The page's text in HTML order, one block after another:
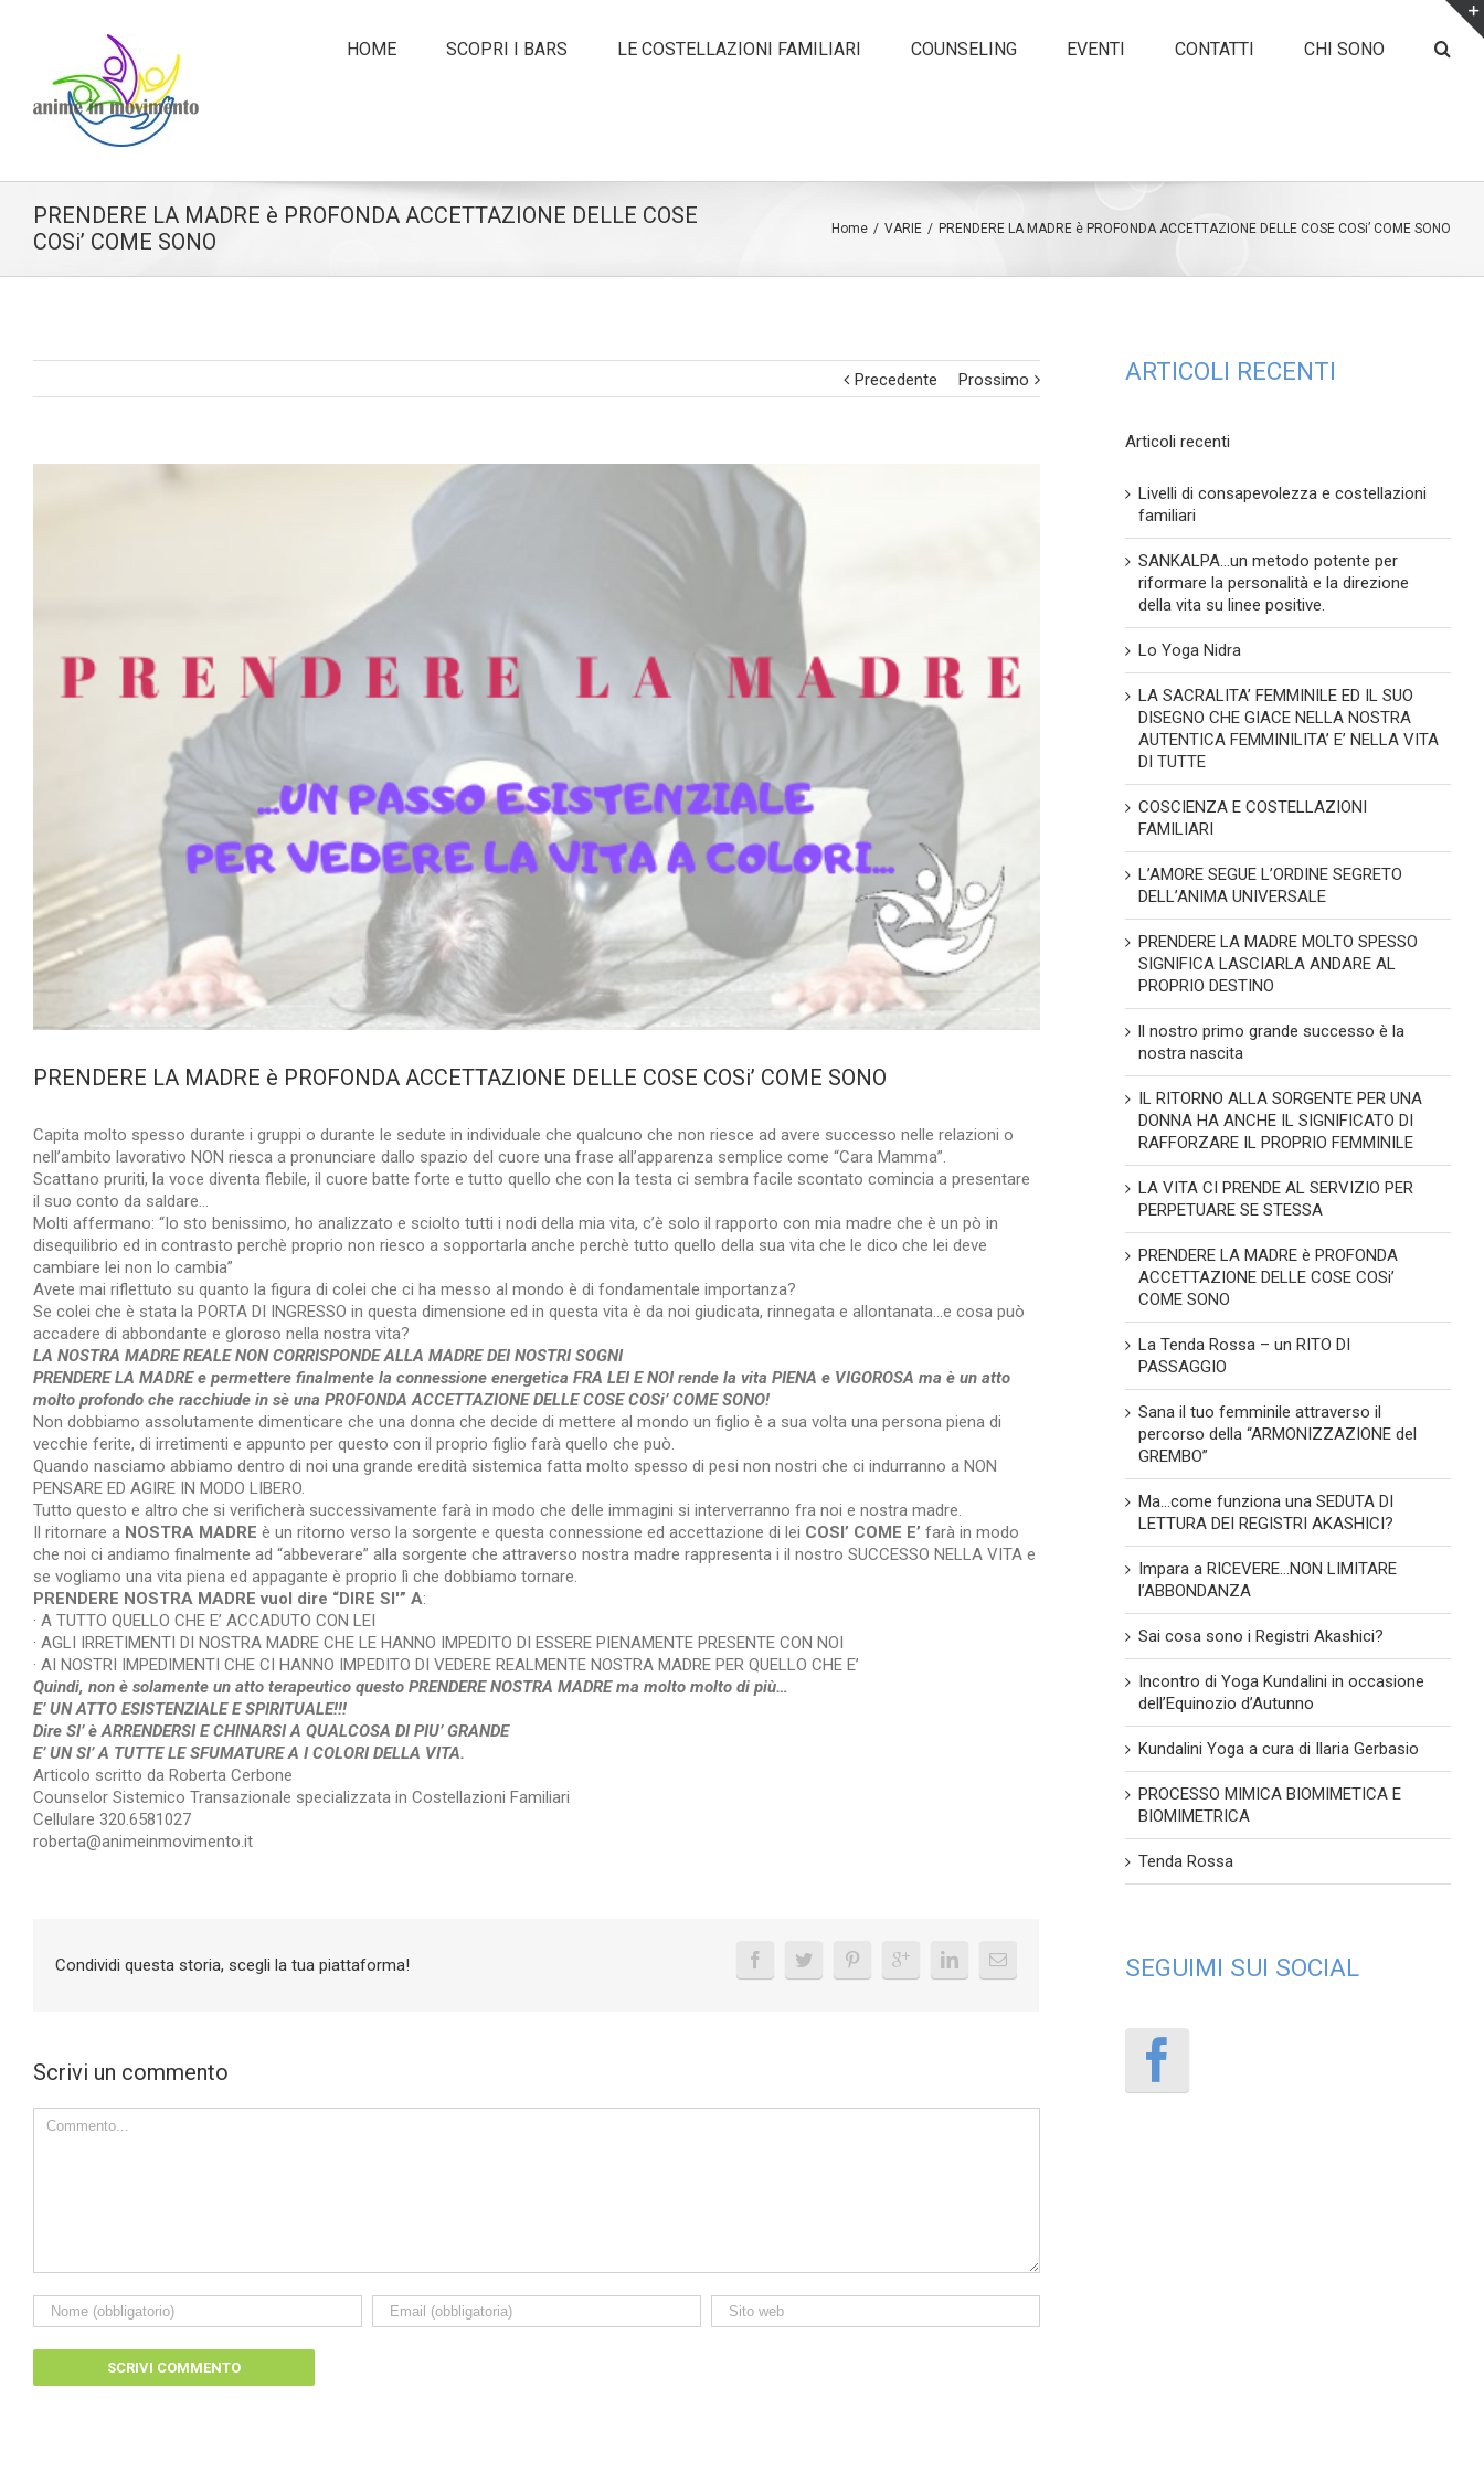
HOME SCOPRI I BARS LE COSTELLAZIONI FAMILIARI COUNSELING EVENTI CONTATTI CHI SONO
PRENDERE LA MADRE è PROFONDA ACCETTAZIONE DELLE COSE
COSi’ COME SONO
Home / VARIE / PRENDERE LA MADRE è PROFONDA ACCETTAZIONE DELLE COSE COSi’ COME SONO
Precedente Prossimo
PRENDERE LA MADRE è PROFONDA ACCETTAZIONE DELLE COSE COSi’ COME SONO
Capita molto spesso durante i gruppi o durante le sedute in individuale che qualcuno che non riesce ad avere successo nelle relazioni o
nell’ambito lavorativo NON riesca a pronunciare dallo spazio del cuore una frase all’apparenza semplice come “Cara Mamma”.
Scattano pruriti, la voce diventa flebile, il cuore batte forte e tutto quello che con la testa ci sembra facile scontato comincia a presentare
il suo conto da saldare…
Molti affermano: “Io sto benissimo, ho analizzato e sciolto tutti i nodi della mia vita, c’è solo il rapporto con mia madre che è un pò in
disequilibrio ed in contrasto perchè proprio non riesco a sopportarla anche perchè tutto quello della sua vita che le dico che lei deve
cambiare lei non lo cambia”
Avete mai riflettuto su quanto la figura di colei che ci ha messo al mondo è di fondamentale importanza?
Se colei che è stata la PORTA DI INGRESSO in questa dimensione ed in questa vita è da noi giudicata, rinnegata e allontanata…e cosa può
accadere di abbondante e gloroso nella nostra vita?
LA NOSTRA MADRE REALE NON CORRISPONDE ALLA MADRE DEI NOSTRI SOGNI
PRENDERE LA MADRE e permettere finalmente la connessione energetica FRA LEI E NOI rende la vita PIENA e VIGOROSA ma è un atto
molto profondo che racchiude in sè una PROFONDA ACCETTAZIONE DELLE COSE COSi’ COME SONO!
Non dobbiamo assolutamente dimenticare che una donna che decide di mettere al mondo un figlio è a sua volta una persona piena di
vecchie ferite, di irretimenti e appunto per questo con il proprio figlio farà quello che può.
Quando nasciamo abbiamo dentro di noi una grande eredità sistemica fatta molto spesso di pesi non nostri che ci indurranno a NON
PENSARE ED AGIRE IN MODO LIBERO.
Tutto questo e altro che si verificherà successivamente farà in modo che delle immagini si interverranno fra noi e nostra madre.
Il ritornare a NOSTRA MADRE è un ritorno verso la sorgente e questa connessione ed accettazione di lei COSI’ COME E’ farà in modo
che noi ci andiamo finalmente ad “abbeverare” alla sorgente che attraverso nostra madre rappresenta i il nostro SUCCESSO NELLA VITA e
se vogliamo una vita piena ed appagante è proprio lì che dobbiamo tornare.
PRENDERE NOSTRA MADRE vuol dire “DIRE SI'” A:
· A TUTTO QUELLO CHE E’ ACCADUTO CON LEI
· AGLI IRRETIMENTI DI NOSTRA MADRE CHE LE HANNO IMPEDITO DI ESSERE PIENAMENTE PRESENTE CON NOI
· AI NOSTRI IMPEDIMENTI CHE CI HANNO IMPEDITO DI VEDERE REALMENTE NOSTRA MADRE PER QUELLO CHE E’
Quindi, non è solamente un atto terapeutico questo PRENDERE NOSTRA MADRE ma molto molto di più…
E’ UN ATTO ESISTENZIALE E SPIRITUALE!!!
Dire SI’ è ARRENDERSI E CHINARSI A QUALCOSA DI PIU’ GRANDE
E’ UN SI’ A TUTTE LE SFUMATURE A I COLORI DELLA VITA.
Articolo scritto da Roberta Cerbone
Counselor Sistemico Transazionale specializzata in Costellazioni Familiari
Cellulare 320.6581027
roberta@animeinmovimento.it
Condividi questa storia, scegli la tua piattaforma!
Scrivi un commento
ARTICOLI RECENTI
Articoli recenti
Livelli di consapevolezza e costellazioni
familiari
SANKALPA…un metodo potente per
riformare la personalità e la direzione
della vita su linee positive.
Lo Yoga Nidra
LA SACRALITA’ FEMMINILE ED IL SUO
DISEGNO CHE GIACE NELLA NOSTRA
AUTENTICA FEMMINILITA’ E’ NELLA VITA
DI TUTTE
COSCIENZA E COSTELLAZIONI
FAMILIARI
L’AMORE SEGUE L’ORDINE SEGRETO
DELL’ANIMA UNIVERSALE
PRENDERE LA MADRE MOLTO SPESSO
SIGNIFICA LASCIARLA ANDARE AL
PROPRIO DESTINO
ll nostro primo grande successo è la
nostra nascita
IL RITORNO ALLA SORGENTE PER UNA
DONNA HA ANCHE IL SIGNIFICATO DI
RAFFORZARE IL PROPRIO FEMMINILE
LA VITA CI PRENDE AL SERVIZIO PER
PERPETUARE SE STESSA
PRENDERE LA MADRE è PROFONDA
ACCETTAZIONE DELLE COSE COSi’
COME SONO
La Tenda Rossa – un RITO DI
PASSAGGIO
Sana il tuo femminile attraverso il
percorso della “ARMONIZZAZIONE del
GREMBO”
Ma…come funziona una SEDUTA DI
LETTURA DEI REGISTRI AKASHICI?
Impara a RICEVERE…NON LIMITARE
l’ABBONDANZA
Sai cosa sono i Registri Akashici?
Incontro di Yoga Kundalini in occasione
dell’Equinozio d’Autunno
Kundalini Yoga a cura di Ilaria Gerbasio
PROCESSO MIMICA BIOMIMETICA E
BIOMIMETRICA
Tenda Rossa
SEGUIMI SUI SOCIAL